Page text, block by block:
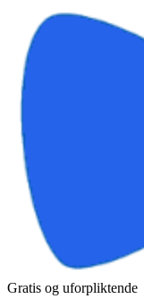
Gratis og uforpliktende